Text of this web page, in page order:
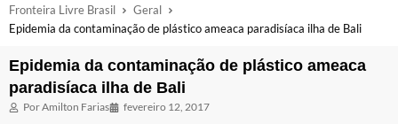
Fronteira Livre Brasil
Geral
Epidemia da contaminação de plástico ameaca paradisíaca ilha de Bali
Epidemia da contaminação de plástico ameaca
paradisíaca ilha de Bali
PorAmilton Farias fevereiro 12, 2017